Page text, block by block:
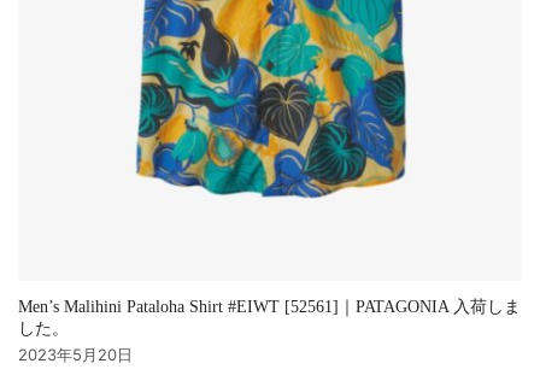
Men’s Malihini Pataloha Shirt #EIWT [52561]｜PATAGONIA 入荷しま
した。
2023年5月20日